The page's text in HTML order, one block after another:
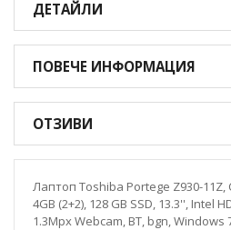
ДЕТАЙЛИ
ПОВЕЧЕ ИНФОРМАЦИЯ
ОТЗИВИ
Лаптоп Toshiba Portege Z930-11Z,
4GB (2+2), 128 GB SSD, 13.3'', Intel
1.3Mpx Webcam, BT, bgn, Windows